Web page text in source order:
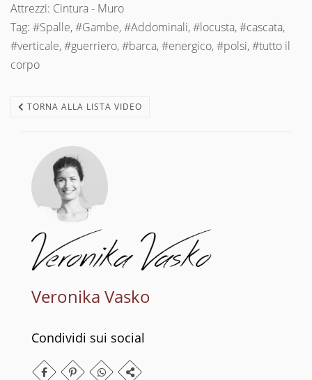
Attrezzi: Cintura - Muro
Tag: #Spalle, #Gambe, #Addominali, #locusta, #cascata,
#verticale, #guerriero, #barca, #energico, #polsi, #tutto il
corpo
TORNA ALLA LISTA VIDEO
Veronika Vasko
Condividi sui social